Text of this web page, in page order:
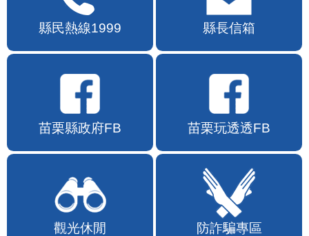
縣民熱線1999 縣長信箱
苗栗縣政府FB 苗栗玩透透FB
觀光休閒 防詐騙專區